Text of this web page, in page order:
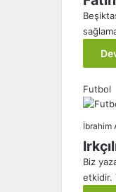
Futbol
İbrahim
Biz
etkidir.